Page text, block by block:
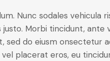
Nunc sodales vehicula
Morbi tincidunt, ante
do eiusm onsectetur
placerat eros, eu